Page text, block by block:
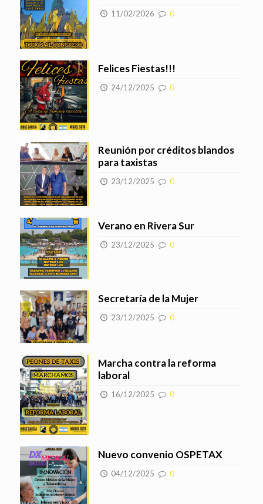
11/02/2026 0
Felices Fiestas!!!
24/12/2025 0
Reunión por créditos blandos
para taxistas
23/12/2025 0
Verano en Rivera Sur
23/12/2025 0
Secretaría de la Mujer
23/12/2025 0
Marcha contra la reforma
laboral
16/12/2025 0
Nuevo convenio OSPETAX
04/12/2025 0